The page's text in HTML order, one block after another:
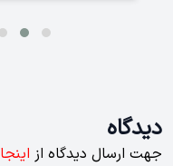
دیدگاه
جهت ارسال دیدگاه از اینجا